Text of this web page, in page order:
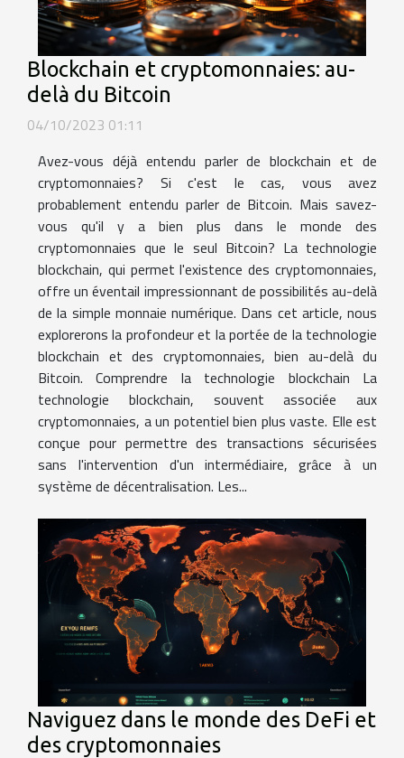
Blockchain et cryptomonnaies: au-
delà du Bitcoin
04/10/2023 01:11
Avez-vous déjà entendu parler de blockchain et de
cryptomonnaies? Si c'est le cas, vous avez
probablement entendu parler de Bitcoin. Mais savez-
vous qu'il y a bien plus dans le monde des
cryptomonnaies que le seul Bitcoin? La technologie
blockchain, qui permet l'existence des cryptomonnaies,
offre un éventail impressionnant de possibilités au-delà
de la simple monnaie numérique. Dans cet article, nous
explorerons la profondeur et la portée de la technologie
blockchain et des cryptomonnaies, bien au-delà du
Bitcoin. Comprendre la technologie blockchain La
technologie blockchain, souvent associée aux
cryptomonnaies, a un potentiel bien plus vaste. Elle est
conçue pour permettre des transactions sécurisées
sans l'intervention d'un intermédiaire, grâce à un
système de décentralisation. Les...
Naviguez dans le monde des DeFi et
des cryptomonnaies